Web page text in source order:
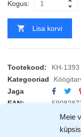
Meie
Kogus:
Lisa korvi
Tootekood:
KH-1393
Kategooriad
Jaga
EAN: